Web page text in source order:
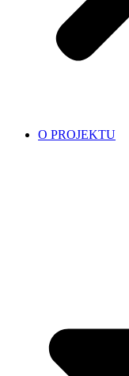
O PROJEKTU